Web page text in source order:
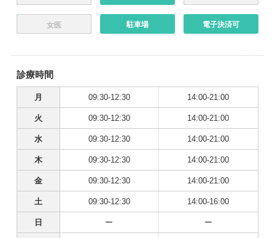
女医 駐車場 電子決済可
診療時間
月 09:30-12:30 14:00-21:00
火 09:30-12:30 14:00-21:00
水 09:30-12:30 14:00-21:00
木 09:30-12:30 14:00-21:00
金 09:30-12:30 14:00-21:00
土 09:30-12:30 14:00-16:00
日 ー ー